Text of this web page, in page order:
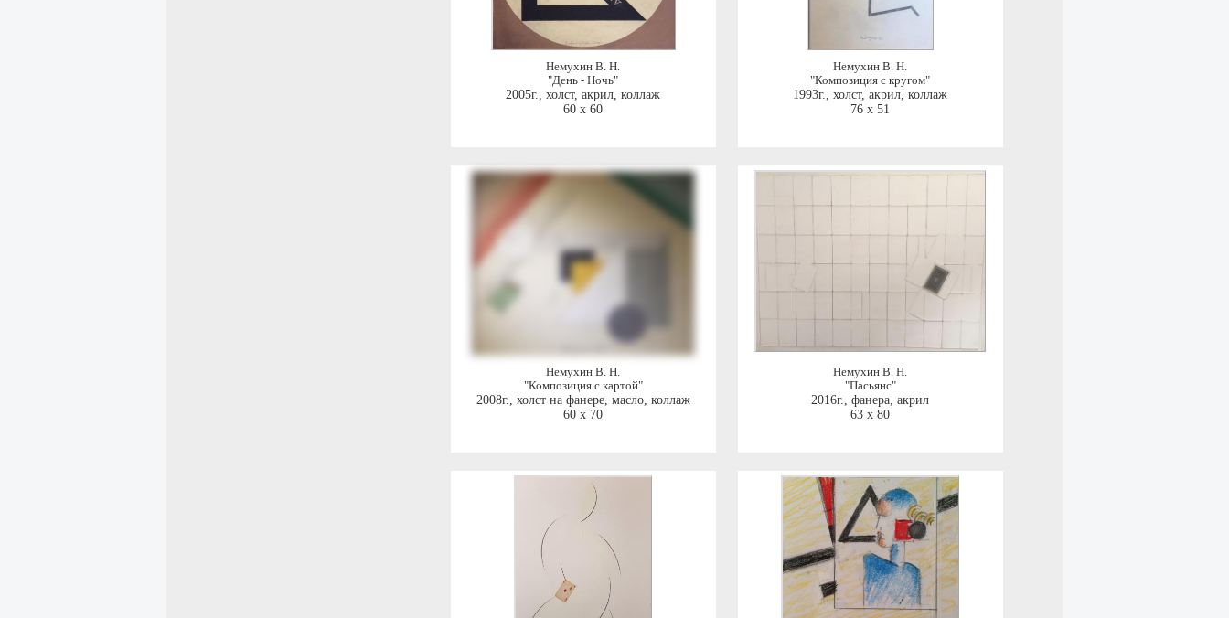
Немухин В. Н.
"День - Ночь"
2005г., холст, акрил, коллаж
60 x 60
Немухин В. Н.
"Композиция с кругом"
1993г., холст, акрил, коллаж
76 x 51
Немухин В. Н.
"Композиция с картой"
2008г., холст на фанере, масло, коллаж
60 x 70
Немухин В. Н.
"Пасьянс"
2016г., фанера, акрил
63 x 80